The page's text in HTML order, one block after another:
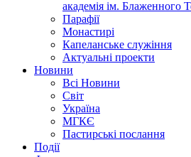
академія ім. Блаженного
Парафії
Монастирі
Капеланське служіння
Актуальні проекти
Новини
Всі Новини
Світ
Україна
МГКЄ
Пастирські послання
Події